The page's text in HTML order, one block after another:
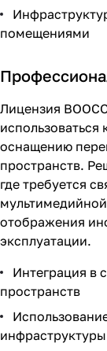
помещениями
Лицензия
использоваться
оснащению
пространств.
где требуется
отображения
эксплуатации.
Интеграция в
пространств
инфраструктуры